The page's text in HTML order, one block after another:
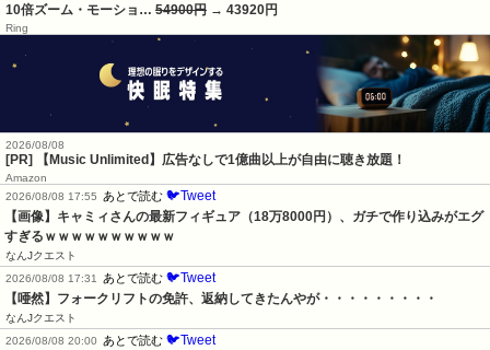
10倍ズーム・モーショ… 54900円 → 43920円
Ring
2026/08/08
[PR] 【Music Unlimited】広告なしで1億曲以上が自由に聴き放題！
Amazon
2026/08/08 17:55
あとで読む 🐦Tweet
【画像】キャミィさんの最新フィギュア（18万8000円）、ガチで作り込みがエグ
すぎるｗｗｗｗｗｗｗｗｗｗ
なんJクエスト
2026/08/08 17:31
あとで読む 🐦Tweet
【唖然】フォークリフトの免許、返納してきたんやが・・・・・・・・・
なんJクエスト
2026/08/08 20:00
あとで読む 🐦Tweet